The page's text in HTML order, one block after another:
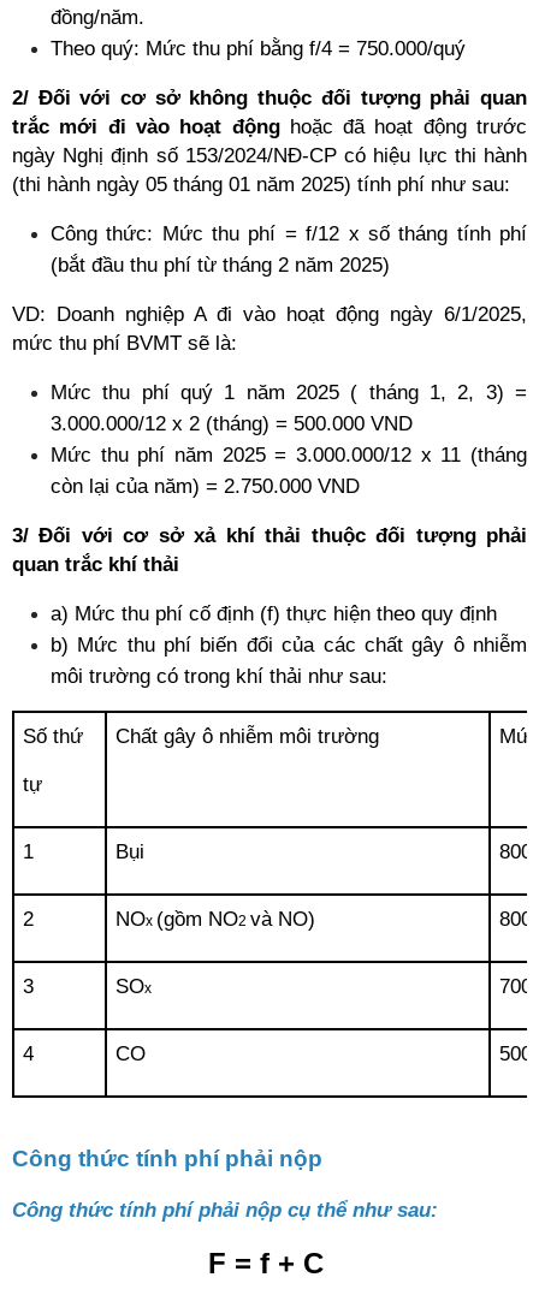
đồng/năm.
Theo quý: Mức thu phí bằng f/4 = 750.000/quý
2/ Đối với cơ sở không thuộc đối tượng phải quan
trắc mới đi vào hoạt động hoặc đã hoạt động trước
ngày Nghị định số 153/2024/NĐ-CP có hiệu lực thi hành
(thi hành ngày 05 tháng 01 năm 2025) tính phí như sau:
Công thức: Mức thu phí = f/12 x số tháng tính phí
(bắt đầu thu phí từ tháng 2 năm 2025)
VD: Doanh nghiệp A đi vào hoạt động ngày 6/1/2025,
mức thu phí BVMT sẽ là:
Mức thu phí quý 1 năm 2025 ( tháng 1, 2, 3) =
3.000.000/12 x 2 (tháng) = 500.000 VND
Mức thu phí năm 2025 = 3.000.000/12 x 11 (tháng
còn lại của năm) = 2.750.000 VND
3/ Đối với cơ sở xả khí thải thuộc đối tượng phải
quan trắc khí thải
a) Mức thu phí cố định (f) thực hiện theo quy định
b) Mức thu phí biến đổi của các chất gây ô nhiễm
môi trường có trong khí thải như sau:
Số thứ
tự
Chất gây ô nhiễm môi trường
1 Bụi 800
2 NOx (gồm NO2 và NO) 800
3 SOx 700
4 CO 500
Công thức tính phí phải nộp
Công thức tính phí phải nộp cụ thể như sau:
F = f + C